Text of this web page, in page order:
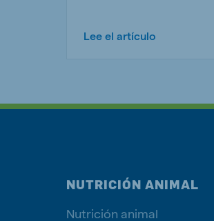
Lee el artículo
NUTRICIÓN ANIMAL
Nutrición animal